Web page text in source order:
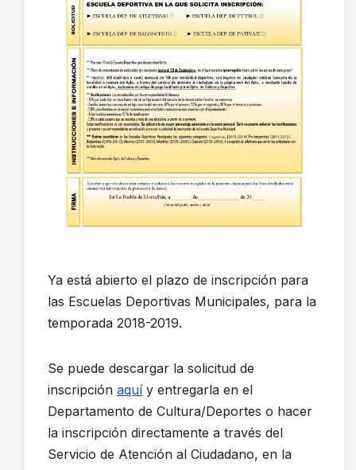
Ya está abierto el plazo de inscripción para
las Escuelas Deportivas Municipales, para la
temporada 2018-2019.
Se puede descargar la solicitud de
inscripción aquíy entregarla en el
Departamento de Cultura/Deportes o hacer
la inscripción directamente a través del
Servicio de Atención al Ciudadano, en la